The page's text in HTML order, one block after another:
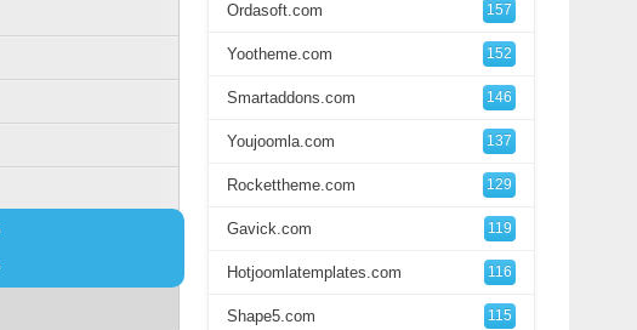
Ordasoft.com 157
Yootheme.com 152
Smartaddons.com 146
Youjoomla.com 137
Rockettheme.com 129
Gavick.com 119
Hotjoomlatemplates.com 116
Shape5.com 115